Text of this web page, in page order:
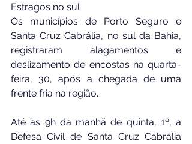
Estragos no sul
Os municípios de Porto Seguro e
Santa Cruz Cabrália, no sul da Bahia,
registraram alagamentos e
deslizamento de encostas na quarta-
feira, 30, após a chegada de uma
frente fria na região.
Até às 9h da manhã de quinta, 1º, a
Defesa Civil de Santa Cruz Cabrália